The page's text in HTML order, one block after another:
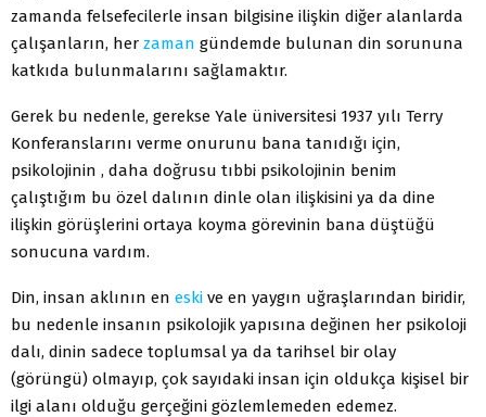
zamanda felsefecilerle insan bilgisine ilişkin diğer alanlarda
çalışanların, her zaman gündemde bulunan din sorununa
katkıda bulunmalarını sağlamaktır.
Gerek bu nedenle, gerekse Yale üniversitesi 1937 yılı Terry
Konferanslarını verme onurunu bana tanıdığı için,
psikolojinin , daha doğrusu tıbbi psikolojinin benim
çalıştığım bu özel dalının dinle olan ilişkisini ya da dine
ilişkin görüşlerini ortaya koyma görevinin bana düştüğü
sonucuna vardım.
Din, insan aklının en eski ve en yaygın uğraşlarından biridir,
bu nedenle insanın psikolojik yapısına değinen her psikoloji
dalı, dinin sadece toplumsal ya da tarihsel bir olay
(görüngü) olmayıp, çok sayıdaki insan için oldukça kişisel bir
ilgi alanı olduğu gerçeğini gözlemlemeden edemez.